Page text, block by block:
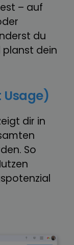
– auf
du
dein
dir in
So